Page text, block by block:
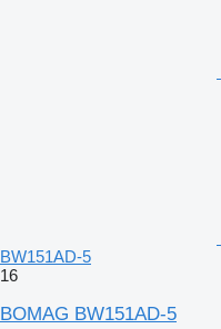
BW151AD-5
16
BOMAG BW151AD-5